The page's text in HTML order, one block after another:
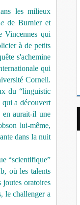
les milieux
de Burnier et
Vincennes qui
à de petits
s'achemine
qui
Cornell.
du “linguistic
qui a découvert
en aurait-il une
lui-même,
dans la nuit
“scientifique”
où les talents
joutes oratoires
le challenger a